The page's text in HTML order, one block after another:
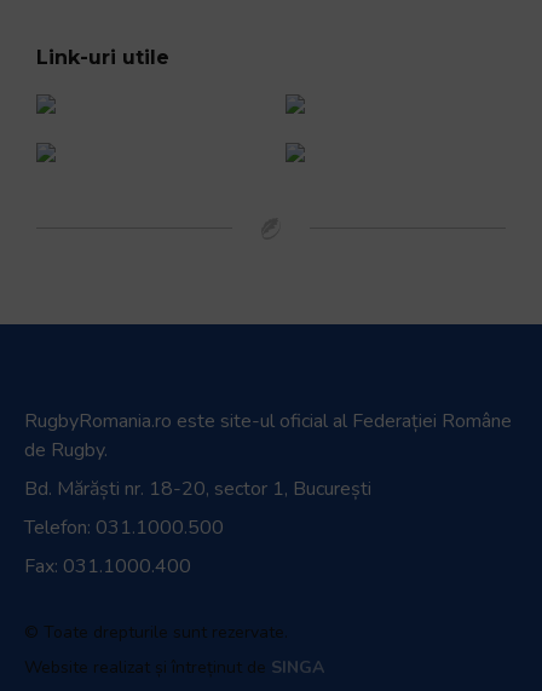
Link-uri utile
RugbyRomania.ro este site-ul oficial al Federației Române
de Rugby.
Bd. Mărăști nr. 18-20, sector 1, București
Telefon: 031.1000.500
Fax: 031.1000.400
© Toate drepturile sunt rezervate.
Website realizat și întreținut de SINGA